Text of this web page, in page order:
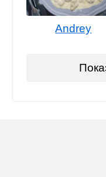
Andrey